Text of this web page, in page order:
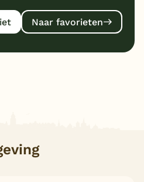
Naar favorieten